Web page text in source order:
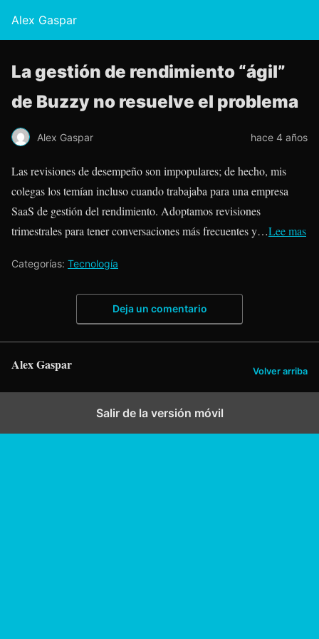
Alex Gaspar
La gestión de rendimiento “ágil”
de Buzzy no resuelve el problema
Alex Gaspar hace 4 años
Las revisiones de desempeño son impopulares; de hecho, mis
colegas los temían incluso cuando trabajaba para una empresa
SaaS de gestión del rendimiento. Adoptamos revisiones
trimestrales para tener conversaciones más frecuentes y…Lee mas
Categorías: Tecnología
Deja un comentario
Alex Gaspar Volver arriba
Salir de la versión móvil